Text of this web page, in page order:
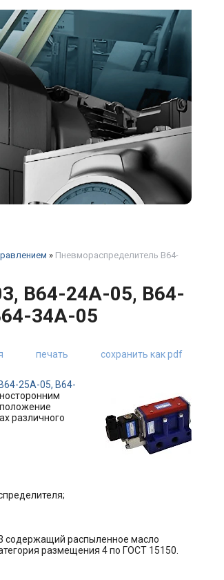
» Пневмораспределитель В64-
В64-24А-05, В64-
34А-05
печать сохранить как pdf
25А-05, В64-
различного
содержащий распыленное масло
размещения 4 по ГОСТ 15150.